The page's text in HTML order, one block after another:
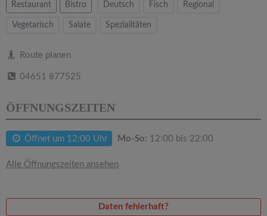
Restaurant Bistro Deutsch Fisch Regional
Vegetarisch Salate Spezialitäten
Route planen
04651 877525
ÖFFNUNGSZEITEN
Öffnet um 12:00 Uhr Mo-So: 12:00 bis 22:00
Alle Öffnungszeiten ansehen
Daten fehlerhaft?
v
g
a
t